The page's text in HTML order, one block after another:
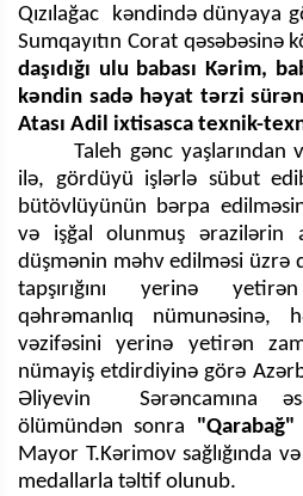
Qızılağac kəndində dünyaya
Sumqayıtın Corat qəsəbəsinə
daşıdığı ulu babası Kərim,
kəndin sadə həyat tərzi
Atası Adil ixtisasca texnik-
Taleh gənc yaşlarından
ilə, gördüyü işlərlə sübut
bütövlüyünün bərpa
və işğal olunmuş ərazilərin
düşmənin məhv edilməsi üzrə
tapşırığını yerinə
qəhrəmanlıq nümunəsinə,
vəzifəsini yerinə yetirən
nümayiş etdirdiyinə görə
Əliyevin Sərəncamına
ölümündən sonra
Mayor T.Kərimov sağlığında
medallarla təltif olunub.